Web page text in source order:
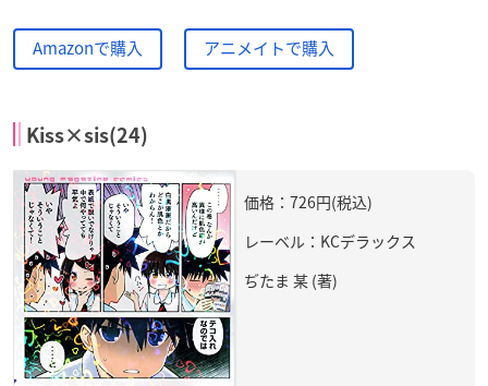
Amazonで購入 アニメイトで購入
Kiss×sis(24)
価格：726円(税込)
レーベル：KCデラックス
ぢたま 某 (著)